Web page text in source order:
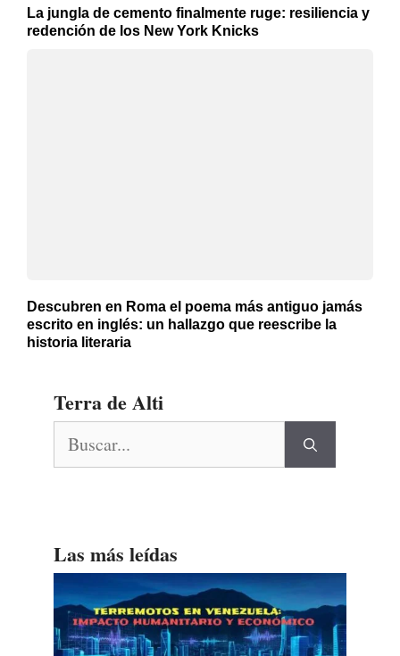
La jungla de cemento finalmente ruge: resiliencia y
redención de los New York Knicks
Descubren en Roma el poema más antiguo jamás
escrito en inglés: un hallazgo que reescribe la
historia literaria
Terra de Alti
Las más leídas